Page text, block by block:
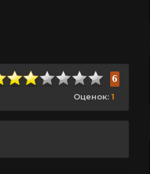
6
Оценок: 1